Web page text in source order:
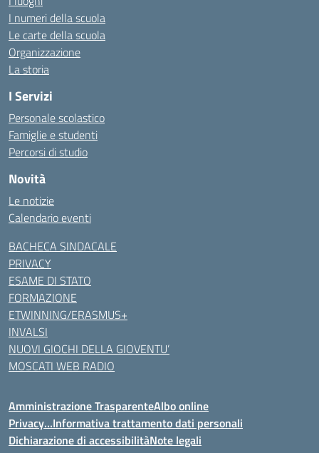
I numeri della scuola
Le carte della scuola
Organizzazione
La storia
I Servizi
Personale scolastico
Famiglie e studenti
Percorsi di studio
Novità
Le notizie
Calendario eventi
BACHECA SINDACALE
PRIVACY
ESAME DI STATO
FORMAZIONE
ETWINNING/ERASMUS+
INVALSI
NUOVI GIOCHI DELLA GIOVENTU’
MOSCATI WEB RADIO
Amministrazione TrasparenteAlbo online
Privacy…Informativa trattamento dati personali
Dichiarazione di accessibilitàNote legali